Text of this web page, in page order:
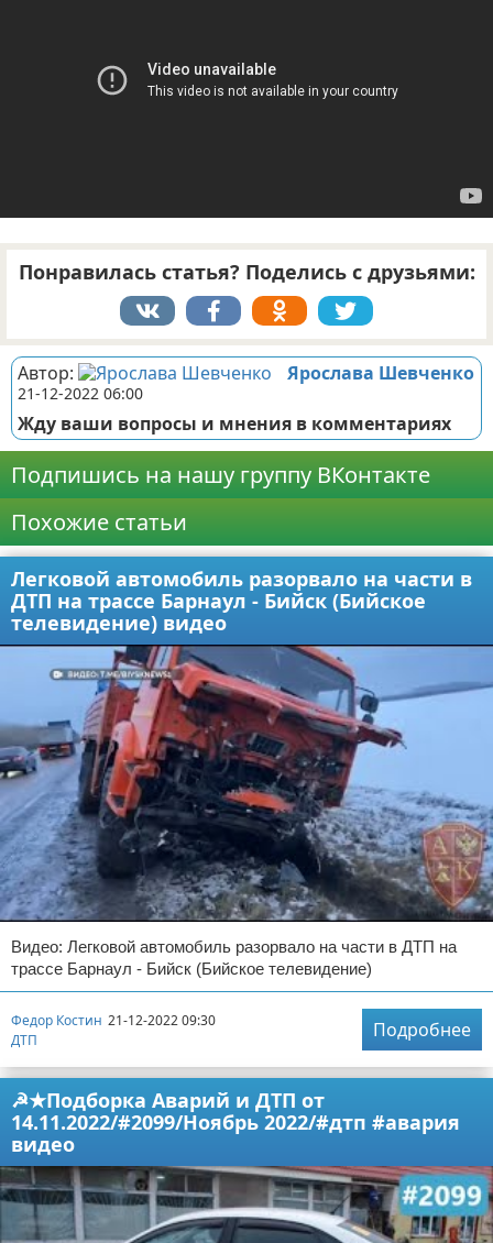
Понравилась статья? Поделись с друзьями:
Автор: Ярослава Шевченко
21-12-2022 06:00
Жду ваши вопросы и мнения в комментариях
Подпишись на нашу группу ВКонтакте
Похожие статьи
Легковой автомобиль разорвало на части в
ДТП на трассе Барнаул - Бийск (Бийское
телевидение) видео
Видео: Легковой автомобиль разорвало на части в ДТП на
трассе Барнаул - Бийск (Бийское телевидение)
Федор Костин 21-12-2022 09:30
ДТП
Подробнее
☭★Подборка Аварий и ДТП от
14.11.2022/#2099/Ноябрь 2022/#дтп #авария
видео